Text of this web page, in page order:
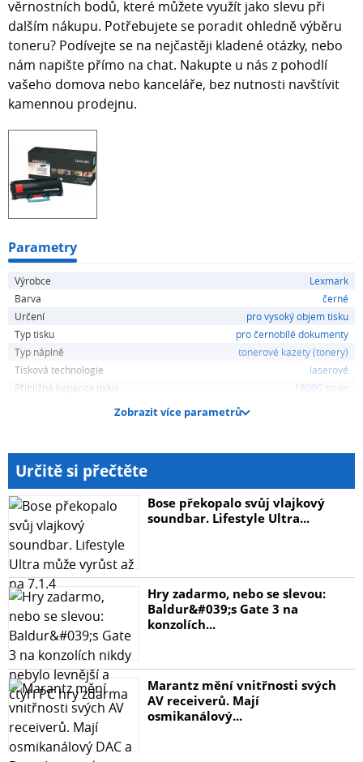
věrnostních bodů, které můžete využít jako slevu při
dalším nákupu. Potřebujete se poradit ohledně výběru
toneru? Podívejte se na nejčastěji kladené otázky, nebo
nám napište přímo na chat. Nakupte u nás z pohodlí
vašeho domova nebo kanceláře, bez nutnosti navštívit
kamennou prodejnu.
Parametry
Výrobce
Lexmark
Barva
černé
Určení
pro vysoký objem tisku
Typ tisku
pro černobílé dokumenty
Typ náplně
tonerové kazety (tonery)
Tisková technologie
laserové
Přibližná kapacita tisku
18000 stran
Zobrazit více parametrů
Určitě si přečtěte
Bose překopalo svůj vlajkový
soundbar. Lifestyle Ultra...
Hry zadarmo, nebo se slevou:
Baldur&#039;s Gate 3 na
konzolích...
Marantz mění vnitřnosti svých
AV receiverů. Mají
osmikanálový...